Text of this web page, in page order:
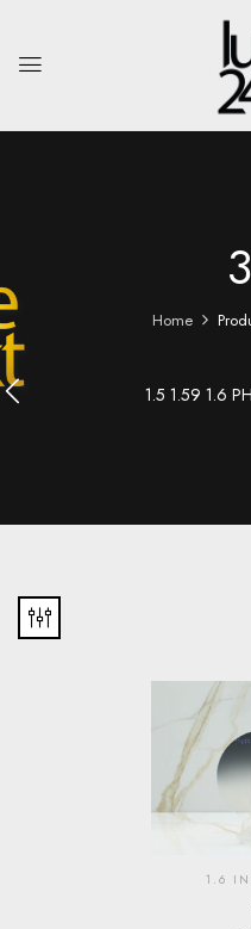
Home
1.5 1.59 1.6
1.6